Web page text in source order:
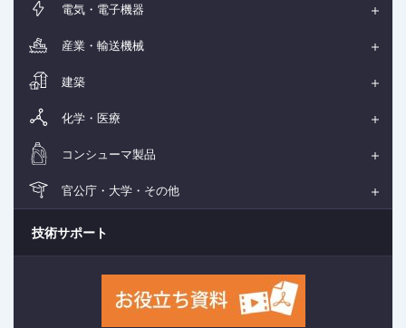
電気・電子機器
産業・輸送機械
建築
化学・医療
コンシューマ製品
官公庁・大学・その他
技術サポート